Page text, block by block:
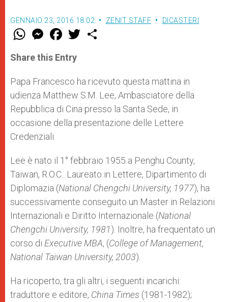
GENNAIO 23, 2016 18:02 ZENIT STAFF DICASTERI
W
t
s
p
p
M
e
s
e
g
e
r
F
a
e
b
o
k
w
r
Share this Entry
Papa Francesco ha ricevuto questa mattina in
udienza Matthew S.M. Lee, Ambasciatore della
Repubblica di Cina presso la Santa Sede, in
occasione della presentazione delle Lettere
Credenziali.
Lee è nato il 1° febbraio 1955 a Penghu County,
Taiwan, R.O.C.. Laureato in Lettere, Dipartimento di
Diplomazia (National Chengchi University, 1977), ha
successivamente conseguito un Master in Relazioni
Internazionali e Diritto Internazionale (National
Chengchi University, 1981). Inoltre, ha frequentato un
corso di Executive MBA, (College of Management,
National Taiwan University, 2003).
Ha ricoperto, tra gli altri, i seguenti incarichi:
traduttore e editore, China Times (1981-1982);